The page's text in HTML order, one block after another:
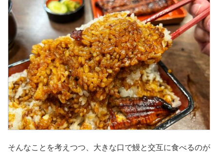
そんなことを考えつつ、大きな口で鰻と交互に食べるのが